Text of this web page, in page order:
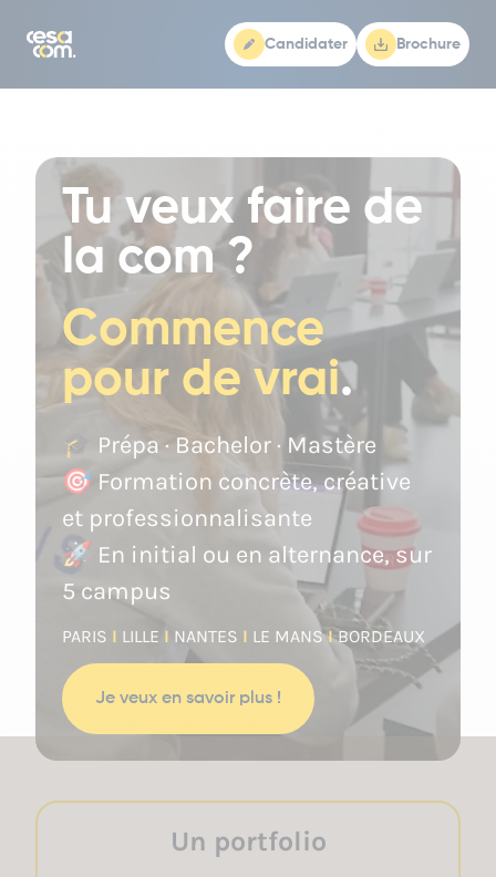
Candidater Brochure
Tu veux faire de
la com ?
Commence
pour de vrai.
🎓 Prépa · Bachelor · Mastère
🎯 Formation concrète, créative
et professionnalisante
🚀 En initial ou en alternance, sur
5 campus
PARIS I LILLE I NANTES I LE MANSIBORDEAUX
Je veux en savoir plus !
Un portfolio